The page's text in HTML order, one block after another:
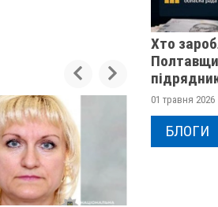
Хто
01 травня 2026
БЛОГИ